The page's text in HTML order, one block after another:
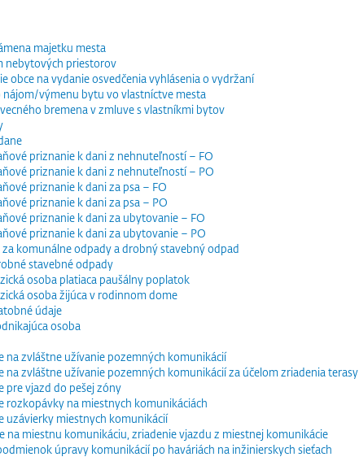
majetku mesta
nebytových priestorov
obce na vydanie osvedčenia vyhlásenia o vydržaní
nájom/výmenu bytu vo vlastníctve mesta
bremena v zmluve s vlastníkmi bytov
priznanie k dani z nehnuteľností – FO
priznanie k dani z nehnuteľností – PO
priznanie k dani za psa – FO
priznanie k dani za psa – PO
priznanie k dani za ubytovanie – FO
priznanie k dani za ubytovanie – PO
komunálne odpady a drobný stavebný odpad
stavebné odpady
osoba platiaca paušálny poplatok
osoba žijúca v rodinnom dome
údaje
osoba
na zvláštne užívanie pozemných komunikácií
na zvláštne užívanie pozemných komunikácií za účelom zriadenia terasy
pre vjazd do pešej zóny
rozkopávky na miestnych komunikáciách
uzávierky miestnych komunikácií
na miestnu komunikáciu, zriadenie vjazdu z miestnej komunikácie
úpravy komunikácií po haváriách na inžinierskych sieťach